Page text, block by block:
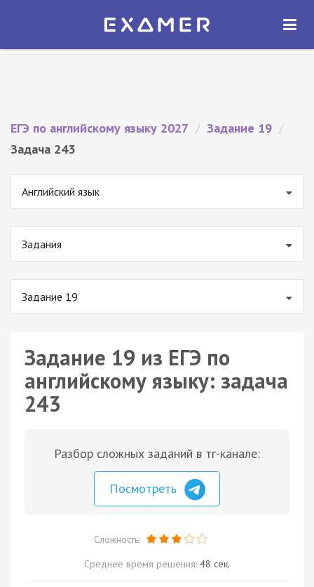
Экзамер — ЕГЭ 2027
ОТКРЫТЬ
ЕГЭ по английскому языку 2027 / Задание 19 /
Задача 243
Английский язык
Задания
Задание 19
Задание 19 из ЕГЭ по
английскому языку: задача
243
Разбор сложных заданий в тг-канале:
Посмотреть
Сложность:
Среднее время решения: 48 сек.